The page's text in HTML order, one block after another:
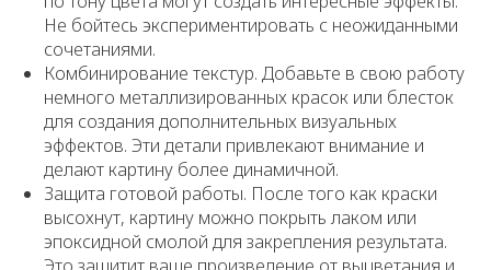
Не бойтесь экспериментировать с неожиданными
сочетаниями.
Комбинирование текстур. Добавьте в свою работу
немного металлизированных красок или блесток
для создания дополнительных визуальных
эффектов. Эти детали привлекают внимание и
делают картину более динамичной.
Защита готовой работы. После того как краски
высохнут, картину можно покрыть лаком или
эпоксидной смолой для закрепления результата.